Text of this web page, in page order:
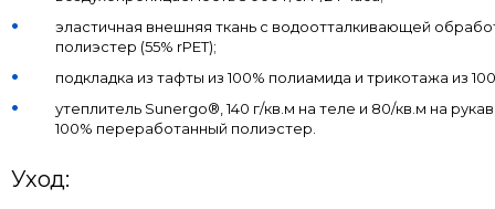
эластичная внешняя ткань с водоотталкивающей
полиэстер (55% rPET);
подкладка из тафты из 100% полиамида и трикотажа из
утеплитель Sunergo®, 140 г/кв.м на теле и 80/кв.м на
100% переработанный полиэстер.
Уход: